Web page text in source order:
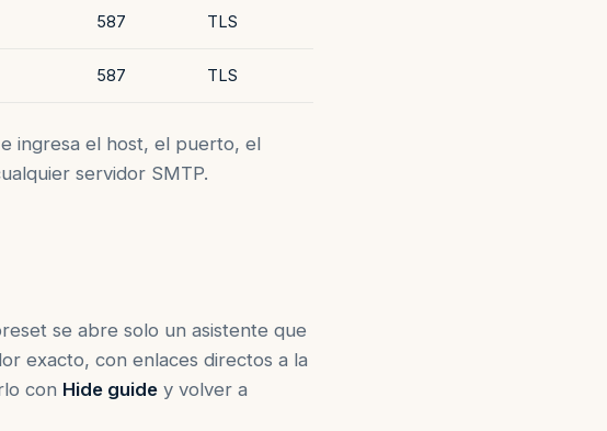
587 TLS
587 TLS
e ingresa el host, el puerto, el
servidor SMTP.
se abre solo un asistente que
exacto, con enlaces directos a la
con Hide guide y volver a